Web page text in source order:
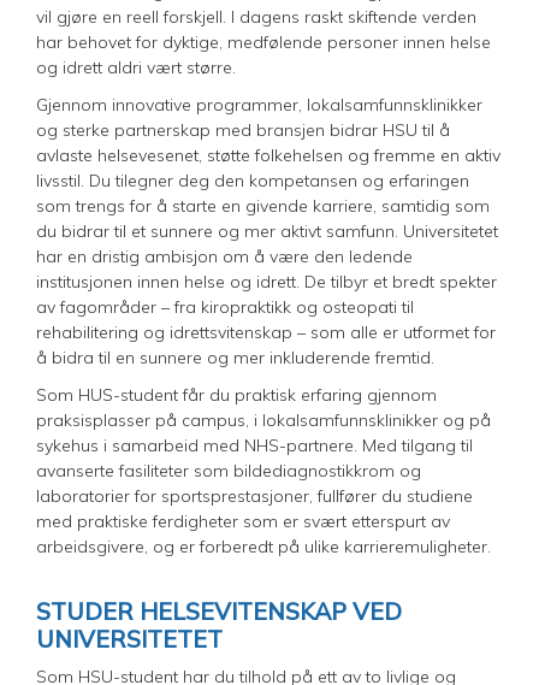
vil gjøre en reell forskjell. I dagens raskt skiftende verden
har behovet for dyktige, medfølende personer innen helse
og idrett aldri vært større.
Gjennom innovative programmer, lokalsamfunnsklinikker
og sterke partnerskap med bransjen bidrar HSU til å
avlaste helsevesenet, støtte folkehelsen og fremme en aktiv
livsstil. Du tilegner deg den kompetansen og erfaringen
som trengs for å starte en givende karriere, samtidig som
du bidrar til et sunnere og mer aktivt samfunn. Universitetet
har en dristig ambisjon om å være den ledende
institusjonen innen helse og idrett. De tilbyr et bredt spekter
av fagområder – fra kiropraktikk og osteopati til
rehabilitering og idrettsvitenskap – som alle er utformet for
å bidra til en sunnere og mer inkluderende fremtid.
Som HUS-student får du praktisk erfaring gjennom
praksisplasser på campus, i lokalsamfunnsklinikker og på
sykehus i samarbeid med NHS-partnere. Med tilgang til
avanserte fasiliteter som bildediagnostikkrom og
laboratorier for sportsprestasjoner, fullfører du studiene
med praktiske ferdigheter som er svært etterspurt av
arbeidsgivere, og er forberedt på ulike karrieremuligheter.
STUDER HELSEVITENSKAP VED
UNIVERSITETET
Som HSU-student har du tilhold på ett av to livlige og